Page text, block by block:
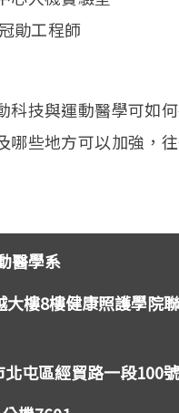
勛工程師
科技與運動醫學可如
哪些地方可以加強，
學 運動醫
大樓8樓健康照護學院
屯區經貿路一段100